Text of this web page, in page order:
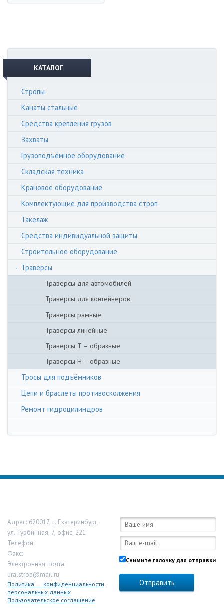
КАТАЛОГ
Стропы
Канаты стальные
Средства крепления грузов
Захваты
Грузоподъёмное оборудование
Складская техника
Крановое оборудование
Комплектующие для производства строп
Такелаж
Средства индивидуальной защиты
Строительное оборудование
Траверсы
Траверсы для автомобилей
Траверсы для контейнеров
Траверсы рамные
Траверсы линейные
Траверсы Т – образные
Траверсы Н – образные
Тросы для подъёмников
Цепи и браслеты противосколжения
Ремонт гидроцилиндров
Адрес: 620017, г. Екатеринбург,
ул. Турбинная, 7, офис. 221
Телефон:
Факс:
Электронная почта:
uralstrop@mail.ru
Политика конфиденциальности
персональных данных
Пользовательское соглашение
Снимите галочку для отправки